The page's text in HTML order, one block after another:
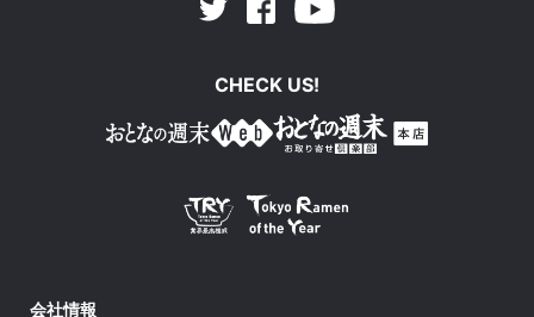
Twitter Facebook
CHECK US!
会社情報